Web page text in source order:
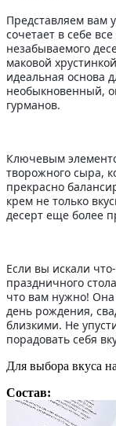
Представляем вам
сочетает в себе
незабываемого
маковой
идеальная основа
необыкновенный,
гурманов.
Ключевым
творожного сыра,
прекрасно
крем не только
десерт еще более
Если вы искали
праздничного
что вам нужно! Она
день рождения,
близкими. Не
порадовать себя
Для выбора вкуса
Состав: